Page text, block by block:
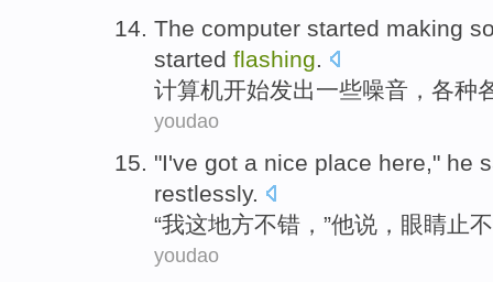
The computer started making
started flashing.
计算机开始发出一些噪音 ， 各种
youdao
"I've got a nice place here," he
restlessly.
“我这地方不错 ，”他说 ， 眼睛止
youdao